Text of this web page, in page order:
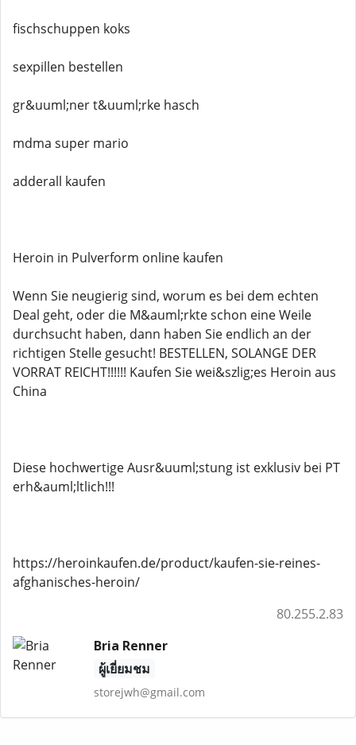
fischschuppen koks
sexpillen bestellen
gr&uuml;ner t&uuml;rke hasch
mdma super mario
adderall kaufen
Heroin in Pulverform online kaufen
Wenn Sie neugierig sind, worum es bei dem echten
Deal geht, oder die M&auml;rkte schon eine Weile
durchsucht haben, dann haben Sie endlich an der
richtigen Stelle gesucht! BESTELLEN, SOLANGE DER
VORRAT REICHT!!!!!! Kaufen Sie wei&szlig;es Heroin aus
China
Diese hochwertige Ausr&uuml;stung ist exklusiv bei PT
erh&auml;ltlich!!!
https://heroinkaufen.de/product/kaufen-sie-reines-
afghanisches-heroin/
80.255.2.83
Bria Renner
ผู้เยี่ยมชม
storejwh@gmail.com